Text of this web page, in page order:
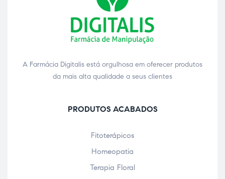
A Farmácia Digitalis está orgulhosa em oferecer produtos
da mais alta qualidade a seus clientes
PRODUTOS ACABADOS
Fitoterápicos
Homeopatia
Terapia Floral